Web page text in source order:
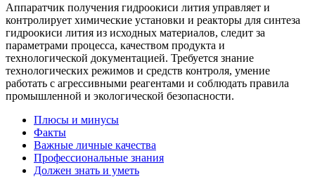
Аппаратчик получения гидроокиси лития управляет и
контролирует химические установки и реакторы для синтеза
гидроокиси лития из исходных материалов, следит за
параметрами процесса, качеством продукта и
технологической документацией. Требуется знание
технологических режимов и средств контроля, умение
работать с агрессивными реагентами и соблюдать правила
промышленной и экологической безопасности.
Плюсы и минусы
Факты
Важные личные качества
Профессиональные знания
Должен знать и уметь